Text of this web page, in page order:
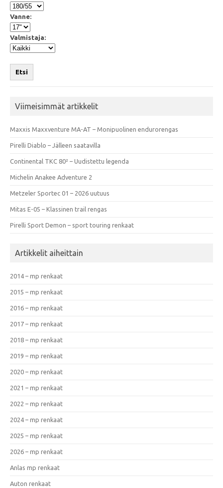
Vanne:
Valmistaja:
Etsi
Viimeisimmät artikkelit
Maxxis Maxxventure MA-AT – Monipuolinen endurorengas
Pirelli Diablo – Jälleen saatavilla
Continental TKC 80² – Uudistettu legenda
Michelin Anakee Adventure 2
Metzeler Sportec 01 – 2026 uutuus
Mitas E-05 – Klassinen trail rengas
Pirelli Sport Demon – sport touring renkaat
Artikkelit aiheittain
2014 – mp renkaat
2015 – mp renkaat
2016 – mp renkaat
2017 – mp renkaat
2018 – mp renkaat
2019 – mp renkaat
2020 – mp renkaat
2021 – mp renkaat
2022 – mp renkaat
2024 – mp renkaat
2025 – mp renkaat
2026 – mp renkaat
Anlas mp renkaat
Auton renkaat